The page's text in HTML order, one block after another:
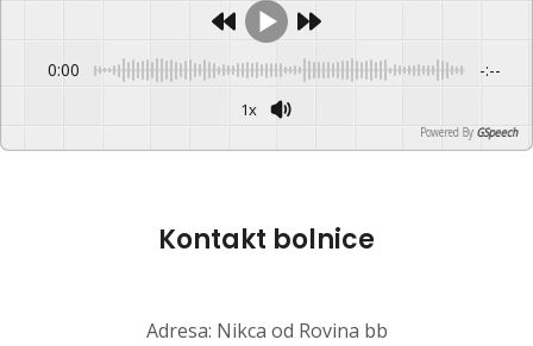
0:00 -:--
1x
Powered By GSpeech
Kontakt bolnice
Adresa: Nikca od Rovina bb